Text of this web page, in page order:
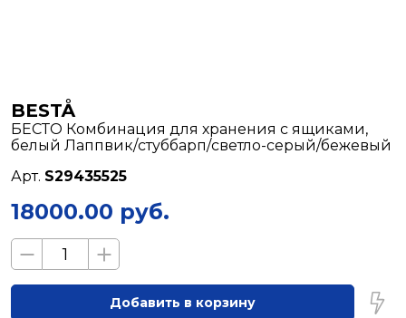
BESTÅ
БЕСТО Комбинация для хранения с ящиками,
белый Лаппвик/стуббарп/светло-серый/бежевый
Арт. S29435525
18000.00 руб.
Добавить в корзину